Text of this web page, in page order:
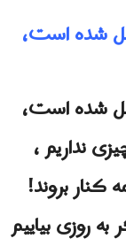
شده است،
شده است،
نداریم ،
بروند!
روزی بیاییم